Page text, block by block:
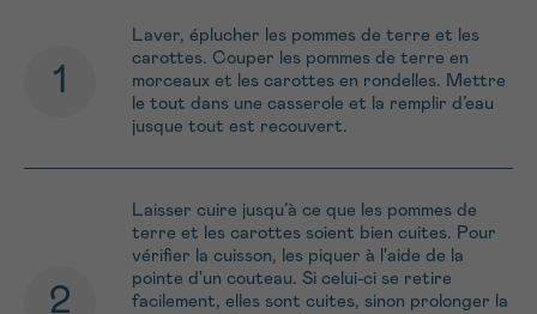
Laver, éplucher les pommes de terre et les
carottes. Couper les pommes de terre en
morceaux et les carottes en rondelles. Mettre
le tout dans une casserole et la remplir d’eau
jusque tout est recouvert.
Laisser cuire jusqu’à ce que les pommes de
terre et les carottes soient bien cuites. Pour
vérifier la cuisson, les piquer à l'aide de la
pointe d'un couteau. Si celui-ci se retire
facilement, elles sont cuites, sinon prolonger la